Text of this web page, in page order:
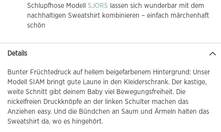
Schlupfhose Modell SJORS lassen sich wunderbar mit dem
nachhaltigen Sweatshirt kombinieren – einfach märchenhaft
schön
Details
Bunter Früchtedruck auf hellem beigefarbenem Hintergrund: Unser
Modell SIAM bringt gute Laune in den Kleiderschrank. Der kastige,
weite Schnitt gibt deinem Baby viel Bewegungsfreiheit. Die
nickelfreien Druckknöpfe an der linken Schulter machen das
Anziehen easy. Und die Bündchen an Saum und Ärmeln halten das
Sweatshirt da, wo es hingehört.